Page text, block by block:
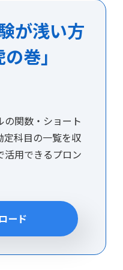
が浅い方
巻」
関数・ショート
定科目の一覧を収
活用できるプロン
ード